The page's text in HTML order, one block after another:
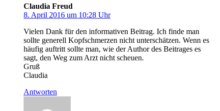
Claudia Freud
8. April 2016 um 10:28 Uhr
Vielen Dank für den informativen Beitrag. Ich finde man
sollte generell Kopfschmerzen nicht unterschätzen. Wenn es
häufig auftritt sollte man, wie der Author des Beitrages es
sagt, den Weg zum Arzt nicht scheuen.
Gruß
Claudia
Antworten